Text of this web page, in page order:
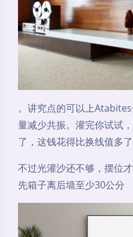
。讲究点的可以上
量减少共振。灌完你试试
了，这钱花得比换线值多了
不过光灌沙还不够，摆位
先箱子离后墙至少30公分